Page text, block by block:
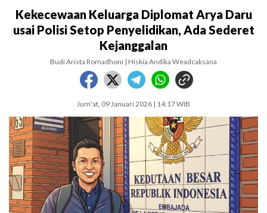
Kekecewaan Keluarga Diplomat Arya Daru
usai Polisi Setop Penyelidikan, Ada Sederet
Kejanggalan
Budi Arista Romadhoni | Hiskia Andika Weadcaksana
Jum'at, 09 Januari 2026 | 14:17 WIB